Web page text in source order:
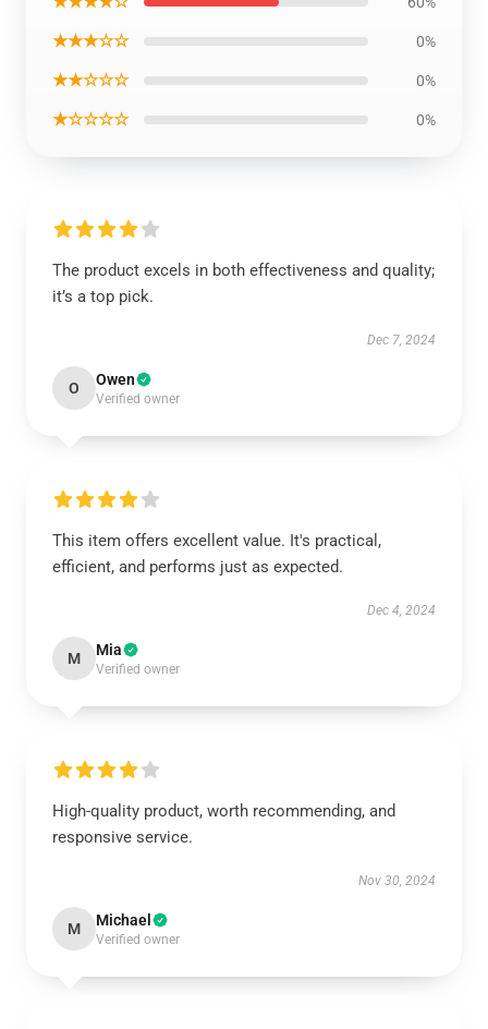
★★★☆☆ 0%
★★☆☆☆ 0%
★☆☆☆☆ 0%
The product excels in both effectiveness and quality;
it’s a top pick.
Dec 7, 2024
O Owen
Verified owner
This item offers excellent value. It's practical,
efficient, and performs just as expected.
Dec 4, 2024
M Mia
Verified owner
High-quality product, worth recommending, and
responsive service.
Nov 30, 2024
M Michael
Verified owner